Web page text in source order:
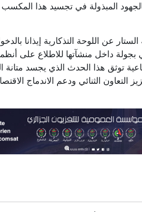
المبذولة في تجسيد هذا
عن اللوحة التذكارية إيذانا
داخل منشآتها للاطلاع على
توثق هذا الحدث الذي يجسد متانة
التعاون الثنائي ودعم الاندماج